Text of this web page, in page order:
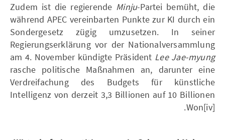
Zudem ist die regierende Minju-Partei bemüht, die
während APEC vereinbarten Punkte zur KI durch ein
Sondergesetz zügig umzusetzen. In seiner
Regierungserklärung vor der Nationalversammlung
am 4. November kündigte Präsident Lee Jae-myung
rasche politische Maßnahmen an, darunter eine
Verdreifachung des Budgets für künstliche
Intelligenz von derzeit 3,3 Billionen auf 10 Billionen
Won[iv].